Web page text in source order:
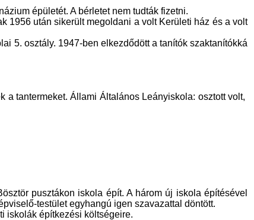
épületét. A bérletet nem tudták fizetni.
1956 után sikerült megoldani a volt Kerületi ház és a volt
5. osztály. 1947-ben elkezdődött a tanítók szaktanítókká
tantermeket. Állami Általános Leányiskola: osztott volt,
pusztákon iskola épít. A három új iskola építésével
testület egyhangú igen szavazattal döntött.
iskolák építkezési költségeire.